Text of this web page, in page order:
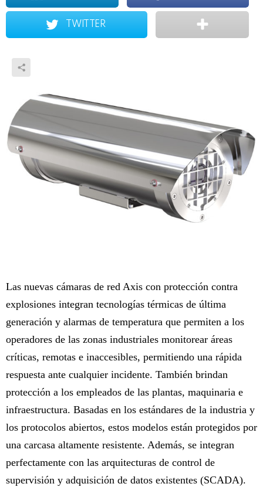
TWITTER
Las nuevas cámaras de red Axis con protección contra
explosiones integran tecnologías térmicas de última
generación y alarmas de temperatura que permiten a los
operadores de las zonas industriales monitorear áreas
críticas, remotas e inaccesibles, permitiendo una rápida
respuesta ante cualquier incidente. También brindan
protección a los empleados de las plantas, maquinaria e
infraestructura. Basadas en los estándares de la industria y
los protocolos abiertos, estos modelos están protegidos por
una carcasa altamente resistente. Además, se integran
perfectamente con las arquitecturas de control de
supervisión y adquisición de datos existentes (SCADA).